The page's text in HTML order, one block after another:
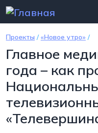
Перейти к основному
Проекты /«Новое утро» /
Главное
года – как